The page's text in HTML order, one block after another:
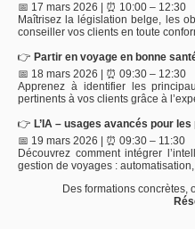
📅 17 mars 2026 | ⏰ 10:00 – 12:30
Maîtrisez la législation belge, les
conseiller vos clients en toute
👉 Partir en voyage en bonne
📅 18 mars 2026 | ⏰ 09:30 – 12:30
Apprenez à identifier les
pertinents à vos clients grâce à
👉 L’IA – usages avancés pour les
📅 19 mars 2026 | ⏰ 09:30 – 11:30
Découvrez commentintégrer
gestion de voyages : automatisation,
Des formations concrètes,